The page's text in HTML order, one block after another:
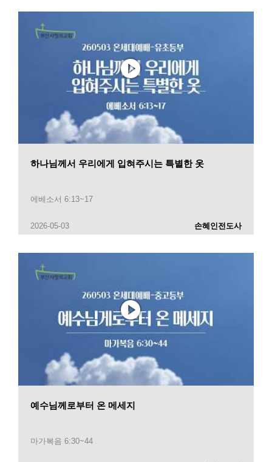
하나님께서 우리에게 입혀주시는 특별한 옷
에베소서 6:13~17
2026-05-03 손혜인전도사
예수님께로부터 온 메세지
마가복음 6:30~44